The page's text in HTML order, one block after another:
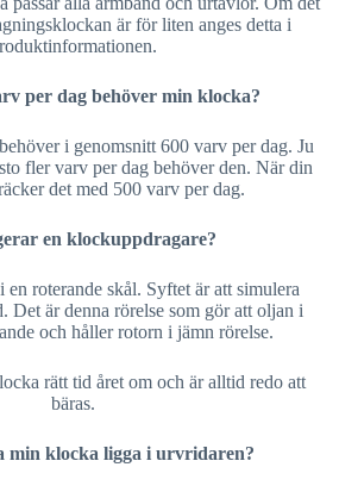
är för liten anges detta i
per dag behöver min klocka?
i genomsnitt 600 varv per dag. Ju
fler varv per dag behöver den. När din
det med 500 varv per dag.
en klockuppdragare?
roterande skål. Syftet är att simulera
Det är denna rörelse som gör att oljan i
och håller rotorn i jämn rörelse.
rätt tid året om och är alltid redo att
bäras.
min klocka ligga i urvridaren?